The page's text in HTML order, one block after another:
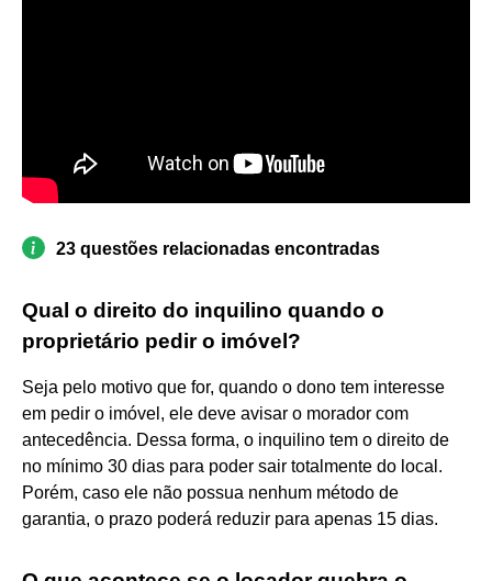
23 questões relacionadas encontradas
Qual o direito do inquilino quando o
proprietário pedir o imóvel?
Seja pelo motivo que for, quando o dono tem interesse
em pedir o imóvel, ele deve avisar o morador com
antecedência. Dessa forma, o inquilino tem o direito de
no mínimo 30 dias para poder sair totalmente do local.
Porém, caso ele não possua nenhum método de
garantia, o prazo poderá reduzir para apenas 15 dias.